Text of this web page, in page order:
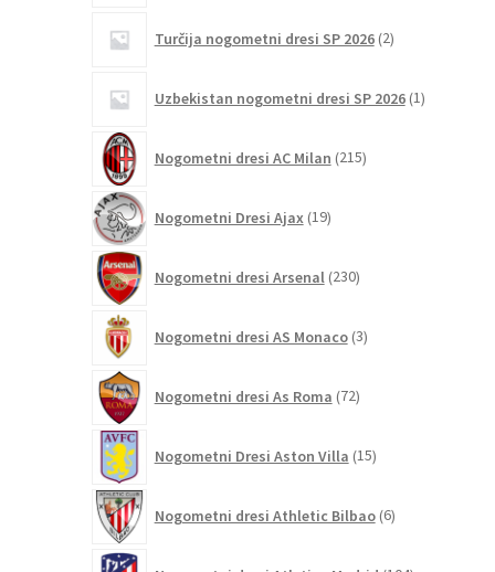
Turčija nogometni dresi SP 2026 2izdelka
Uzbekistan nogometni dresi SP 2026 1izdelek
Nogometni dresi AC Milan 215izdelkov
Nogometni Dresi Ajax 19izdelkov
Nogometni dresi Arsenal 230izdelkov
Nogometni dresi AS Monaco 3izdelki
Nogometni dresi As Roma 72izdelkov
Nogometni Dresi Aston Villa 15izdelkov
Nogometni dresi Athletic Bilbao 6izdelkov